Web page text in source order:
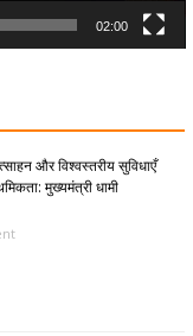
02:00
और विश्वस्तरीय सुविधाएँ
मुख्यमंत्री धामी